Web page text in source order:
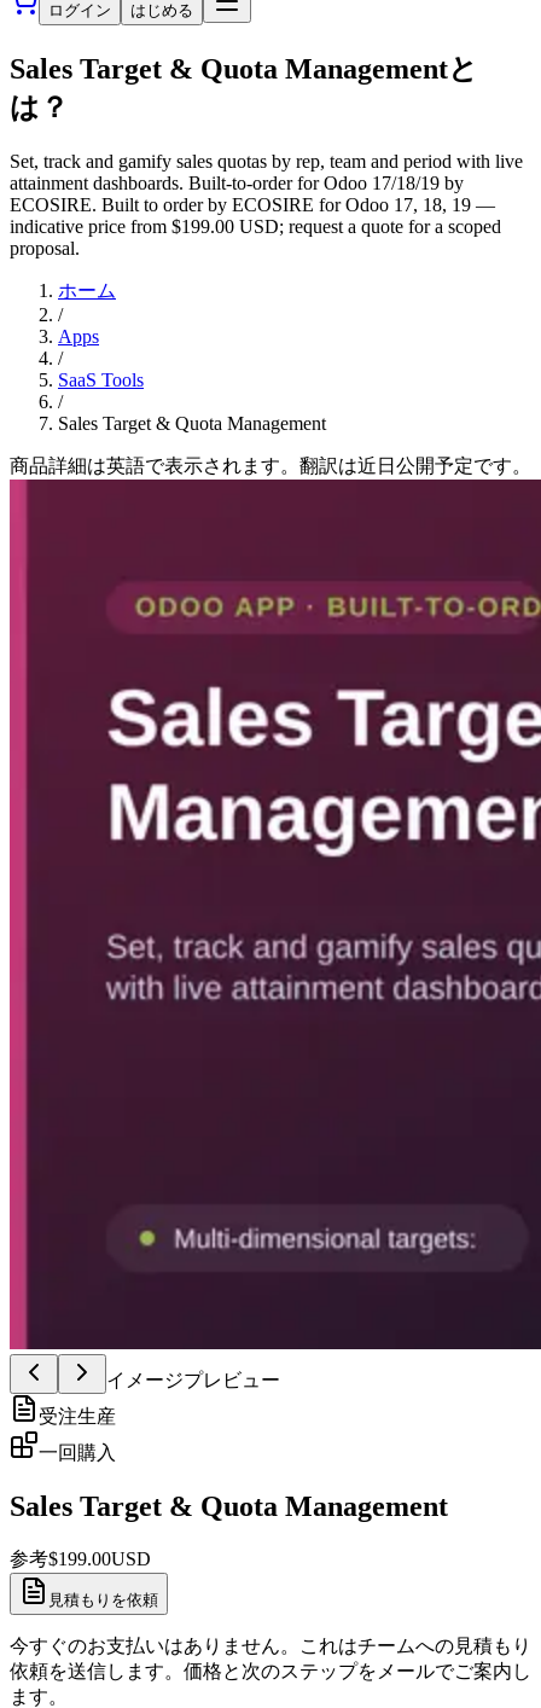
ログイン はじめる
Sales Target & Quota Managementと
は？
Set, track and gamify sales quotas by rep, team and period with live
attainment dashboards. Built-to-order for Odoo 17/18/19 by
ECOSIRE. Built to order by ECOSIRE for Odoo 17, 18, 19 —
indicative price from $199.00 USD; request a quote for a scoped
proposal.
ホーム
/
Apps
/
SaaS Tools
/
Sales Target & Quota Management
商品詳細は英語で表示されます。翻訳は近日公開予定です。
イメージプレビュー
受注生産
一回購入
Sales Target & Quota Management
参考$199.00USD
見積もりを依頼
今すぐのお支払いはありません。これはチームへの見積もり
依頼を送信します。価格と次のステップをメールでご案内し
ます。